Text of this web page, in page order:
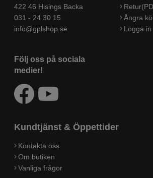
422 46 Hisings Backa
031 - 24 30 15
info@gplshop.se
Följ oss på sociala
medier!
Ångra
Logga in
Kundtjänst & Öppettider
Kontakta oss
Om butiken
Vanliga frågor